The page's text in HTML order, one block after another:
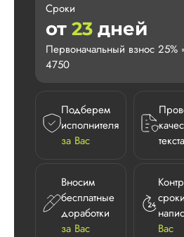
Сроки
от 23 дней
Первоначальный взнос 25%
4750
Подберем
исполнителя
за Вас
текста
Вносим
бесплатные
доработки
за Вас
сроки
Вас